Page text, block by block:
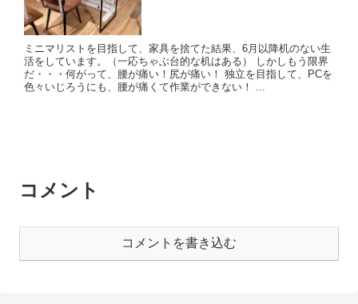
ミニマリストを目指して、家具を捨てた結果、6月以降机のない生
活をしています。（一応ちゃぶ台的な机はある） しかしもう限界
だ・・・何がって、腰が痛い！尻が痛い！ 独立を目指して、PCを
色々いじろうにも、腰が痛くて作業ができない！ ...
コメント
コメントを書き込む